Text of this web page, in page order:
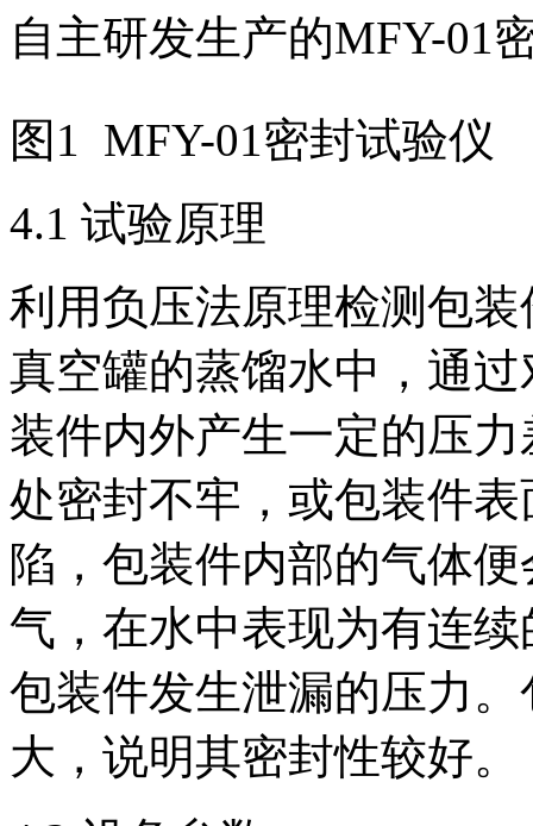
自主研发生产的MFY-01
图1 MFY-01密封试验仪
4.1 试验原理
利用负压法原理检测包
真空罐的蒸馏水中，通
装件内外产生一定的压
处密封不牢，或包装件
陷，包装件内部的气体
气，在水中表现为有连
包装件发生泄漏的压力
大，说明其密封性较好。